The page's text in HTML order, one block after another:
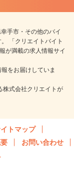
手市・その他のバイ
「クリエイトバイト
が満載の求人情報サイ
をお届けしていま
株式会社クリエイトが
トマップ
お問い合わせ